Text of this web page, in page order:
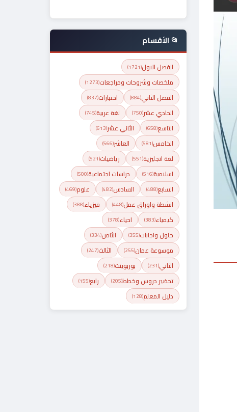
📂 الأقسام
الفصل الاول(1721)
ملخصات وشروحات ومراجعات(1273)
الفصل الثاني(884) اختبارات(837)
الحادي عشر(750) لغة عربية(745)
التاسع(658) الثاني عشر(613)
الخامس(581) العاشر(566)
لغة انجليزية(551) رياضيات(521)
اسلامية(516) دراسات اجتماعية(500)
السابع(488) السادس(482) علوم(469)
انشطة واوراق عمل(448) فيزياء(388)
كيمياء(383) احياء(378)
حلول واجابات(355) الثامن(334)
موسوعة عمان(255) الثالث(247)
الثاني(231) بوربوينت(218)
تحضير دروس وخطط(205) رابع(155)
دليل المعلم(128)